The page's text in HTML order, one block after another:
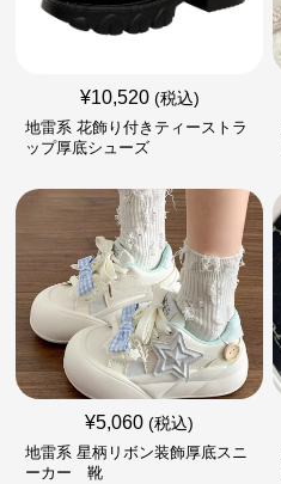
¥10,520 (税込)
地雷系 花飾り付きティーストラ
ップ厚底シューズ
¥5,060 (税込)
地雷系 星柄リボン装飾厚底スニ
ーカー 靴